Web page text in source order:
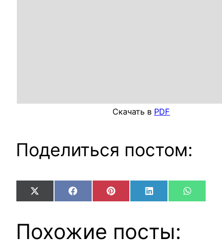
Скачать в PDF
Поделиться постом:
Share
on
X
(Twitter)
Share
on
FacebookShare
on
Pinterest Share
on
LinkedIn Share
on
Похожие посты: